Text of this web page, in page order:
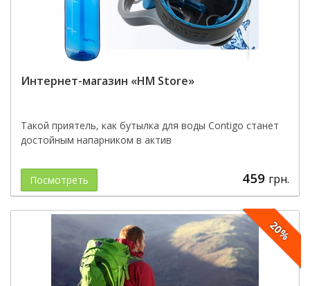
Интернет-магазин «HM Store»
Такой приятель, как бутылка для воды Contigo станет
достойным напарником в актив
Посмотреть 459 грн.
20%